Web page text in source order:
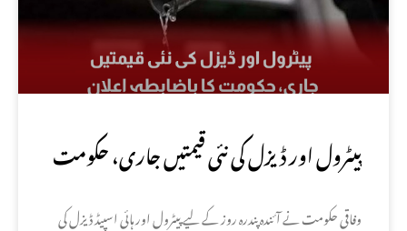
پیٹرول اور ڈیزل کی نئی قیمتیں جاری، حکومت
کا باضابطہ اعلان
وفاقی حکومت نے آئندہ پندرہ روز کے لیے پیٹرول اور ہائی اسپیڈ ڈیزل کی